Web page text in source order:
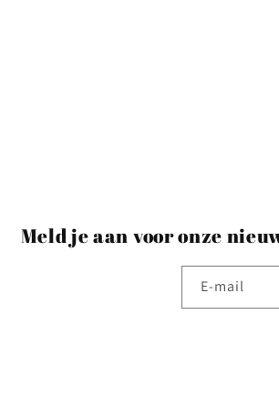
Meld je aan voor onze
E‑mail